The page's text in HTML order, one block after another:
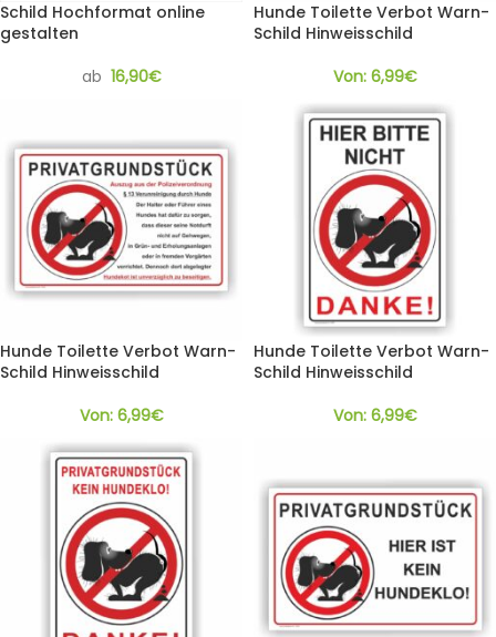
Schild Hochformat online
gestalten
ab 16,90€
Hunde Toilette Verbot Warn-
Schild Hinweisschild
Von: 6,99€
Hunde Toilette Verbot Warn-
Schild Hinweisschild
Von: 6,99€
Hunde Toilette Verbot Warn-
Schild Hinweisschild
Von: 6,99€